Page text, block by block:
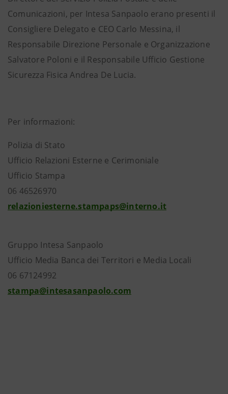
Comunicazioni, per Intesa Sanpaolo erano presenti il
Consigliere Delegato e CEO Carlo Messina, il
Responsabile Direzione Personale e Organizzazione
Salvatore Poloni e il Responsabile Ufficio Gestione
Sicurezza Fisica Andrea De Lucia.
Per informazioni:
Polizia di Stato
Ufficio Relazioni Esterne e Cerimoniale
Ufficio Stampa
06 46526970
relazioniesterne.stampaps@interno.it
Gruppo Intesa Sanpaolo
Ufficio Media Banca dei Territori e Media Locali
06 67124992
stampa@intesasanpaolo.com